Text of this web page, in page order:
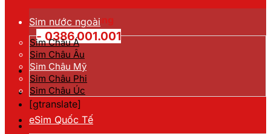
Hotline đặt hàng
- 0386.001.001
[gtranslate]
Sim nước ngoài
Sim Châu Á
Sim Châu Âu
Sim Châu Mỹ
Sim Châu Phi
Sim Châu Úc
eSim Quốc Tế